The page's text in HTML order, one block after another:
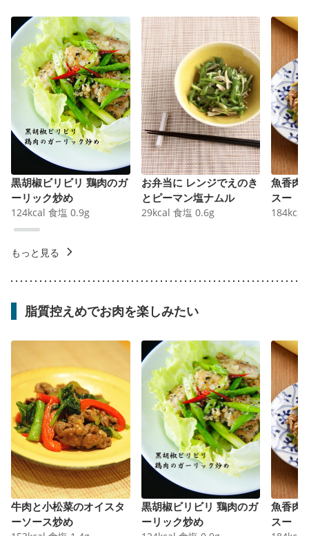
黒胡椒ビリビリ 鶏肉のガ
ーリック炒め
124kcal 食塩 0.9g
お弁当に レンジでえのき
とピーマン塩ナムル
29kcal 食塩 0.6g
魚香肉
スー
184kcal
もっと見る
脂質控えめでお肉を楽しみたい
牛肉と小松菜のオイスタ
ーソース炒め
黒胡椒ビリビリ 鶏肉のガ
ーリック炒め
魚香肉
スー